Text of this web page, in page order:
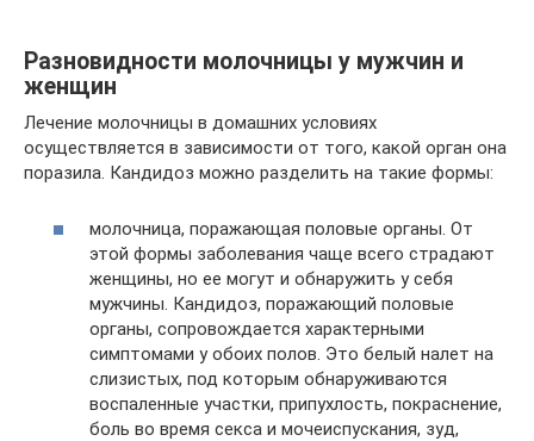
Разновидности молочницы у мужчин и
женщин
Лечение молочницы в домашних условиях
осуществляется в зависимости от того, какой орган она
поразила. Кандидоз можно разделить на такие формы:
молочница, поражающая половые органы. От
этой формы заболевания чаще всего страдают
женщины, но ее могут и обнаружить у себя
мужчины. Кандидоз, поражающий половые
органы, сопровождается характерными
симптомами у обоих полов. Это белый налет на
слизистых, под которым обнаруживаются
воспаленные участки, припухлость, покраснение,
боль во время секса и мочеиспускания, зуд,